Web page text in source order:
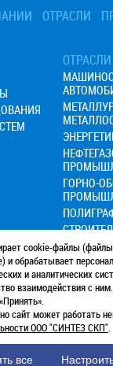
кривошипного
ОТРАСЛИ
ОТРАСЛИ
ГОРНО-
д. 13а, стр. 2, офис 316
cookie-файлы
и обрабатывает
и аналитических
взаимодействия с
сайт может работать
ООО "СИНТЕЗ СКП".
все